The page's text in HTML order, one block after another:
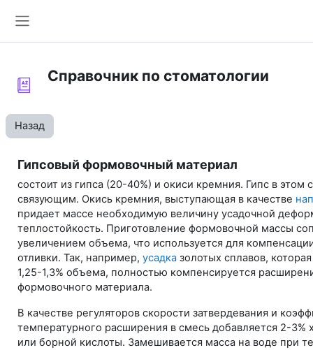
Справочник по стоматологии
Назад
Гипсовый формовочный материал
состоит из гипса (20-40%) и окиси кремния. Гипс в этом
связующим. Окись кремния, выступающая в качестве
придает массе необходимую величину усадочной
теплостойкость. Приготовление формовочной массы
увеличением объема, что используется для
отливки. Так, например, усадказолотых сплавов,
1,25-1,3% объема, полностью компенсируется
формовочного материала.
В качестве регуляторов скорости затвердевания и
температурного расширения в смесь добавляется 2-3%
или борной кислоты. Замешивается масса на воде при